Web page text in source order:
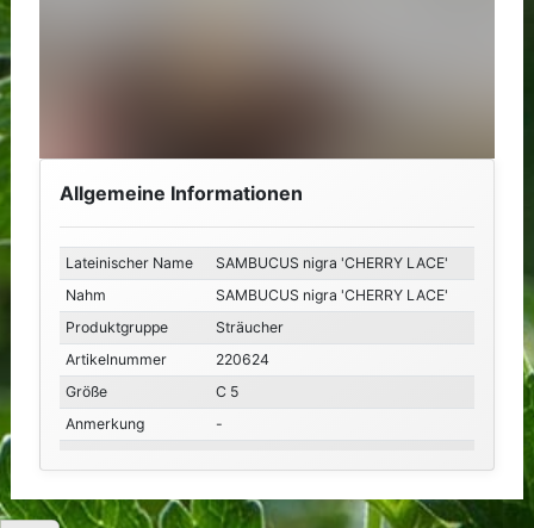
Allgemeine Informationen
Lateinischer Name
SAMBUCUS nigra 'CHERRY LACE'
Nahm
SAMBUCUS nigra 'CHERRY LACE'
Produktgruppe
Sträucher
Artikelnummer
220624
Größe
C 5
Anmerkung
-